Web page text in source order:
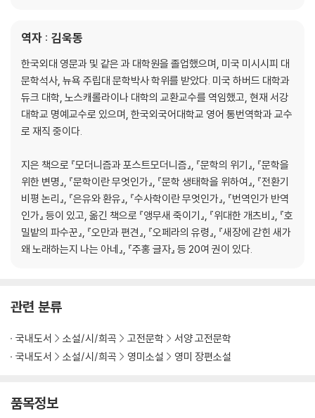
역자 : 김욱동
한국외대 영문과 및 같은 과 대학원을 졸업했으며, 미국 미시시피 대
문학석사, 뉴욕 주립대 문학박사 학위를 받았다. 미국 하버드 대학과
듀크 대학, 노스캐롤라이나 대학의 교환교수를 역임했고, 현재 서강
대학교 명예교수로 있으며, 한국외국어대학교 영어 통번역학과 교수
로 재직 중이다.
지은 책으로 『모더니즘과 포스트모더니즘』, 『문학의 위기』, 『문학을
위한 변명』, 『문학이란 무엇인가』, 『문학 생태학을 위하여』, 『전환기
비평 논리』, 『은유와 환유』, 『수사학이란 무엇인가』, 『번역인가 반역
인가』 등이 있고, 옮긴 책으로 『앵무새 죽이기』, 『위대한 개츠비』, 『호
밀밭의 파수꾼』, 『오만과 편견』, 『오페라의 유령』, 『새장에 갇힌 새가
왜 노래하는지 나는 아네』, 『주홍 글자』 등 20여 권이 있다.
관련 분류
국내도서 소설/시/희곡 고전문학
서양 고전문학
국내도서
소설/시/희곡 영미소설 영미 장편소설
품목정보